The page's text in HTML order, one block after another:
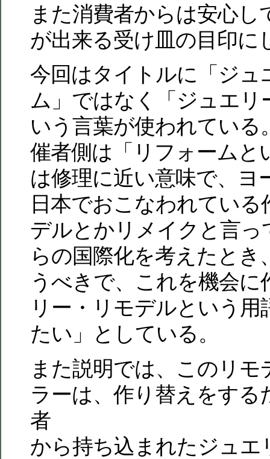
また消費者からは安心し
が出来る受け皿の目印に
今回はタイトルに「ジュ
ム」ではなく「ジュエリ
いう言葉が使われている
催者側は「リフォームと
は修理に近い意味で、ヨ
日本でおこなわれてい
デルとかリメイクと言っ
らの国際化を考えたとき
うべきで、これを機会
リー・リモデルという
たい」としている。
また説明では、このリ
ラーは、作り替えをする
者
から持ち込まれたジュエ